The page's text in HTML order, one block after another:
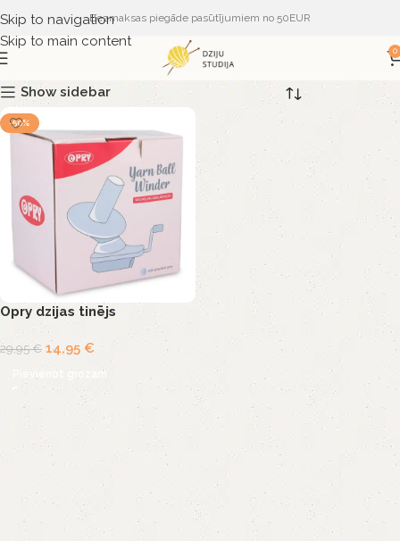
Skip to navigation
Skip to main content
Bezmaksas piegāde pasūtījumiem no 50EUR
0
Show sidebar
-50%
Opry dzijas tinējs
29,95€ 14,95 €
Pievienot grozam